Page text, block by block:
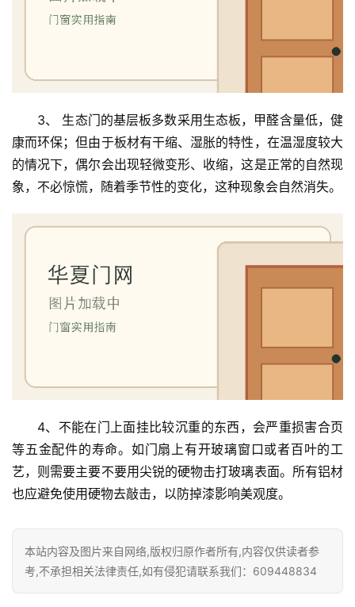
生
庭
院
大
安
安
装
维
修
登录
3、 生态门的基层板多数采用生态板，甲醛含量低，健
康而环保；但由于板材有干缩、湿胀的特性，在温湿度较大
的情况下，偶尔会出现轻微变形、收缩，这是正常的自然现
象，不必惊慌，随着季节性的变化，这种现象会自然消失。
4、不能在门上面挂比较沉重的东西，会严重损害合页
等五金配件的寿命。如门扇上有开玻璃窗口或者百叶的工
艺，则需要主要不要用尖锐的硬物击打玻璃表面。所有铝材
也应避免使用硬物去敲击，以防掉漆影响美观度。
本站内容及图片来自网络,版权归原作者所有,内容仅供读者参
考,不承担相关法律责任,如有侵犯请联系我们：609448834